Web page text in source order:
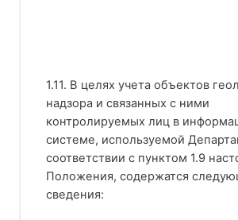
1.11. В целях учета объектов
надзора и связанных с ними
контролируемых лиц в
системе, используемой
соответствии с пунктом 1.9
Положения, содержатся
сведения: